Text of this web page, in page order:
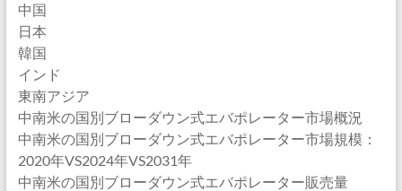
中国
日本
韓国
インド
東南アジア
中南米の国別ブローダウン式エバポレーター市場概況
中南米の国別ブローダウン式エバポレーター市場規模：
2020年VS2024年VS2031年
中南米の国別ブローダウン式エバポレーター販売量